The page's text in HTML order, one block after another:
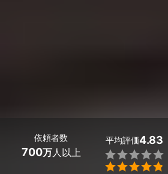
依頼者数
700万人以上
平均評価4.83

